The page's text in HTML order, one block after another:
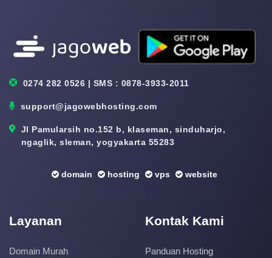
0274 282 0526 | SMS : 0878-3933-2011
support@jagowebhosting.com
Jl Pamularsih no.152 b, klaseman, sinduharjo,
ngaglik, sleman, yogyakarta 55283
domain hosting vps website
Layanan
Domain Murah
Kontak Kami
Panduan Hosting